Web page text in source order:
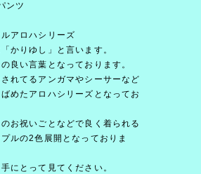
ンツ
アロハシリーズ
かりゆし」と言います。
良い言葉となっております。
れてるアンガマやシーサーなど
めたアロハシリーズとなってお
お祝いごとなどで良く着られる
ルの2色展開となっておりま
にとって見てください。